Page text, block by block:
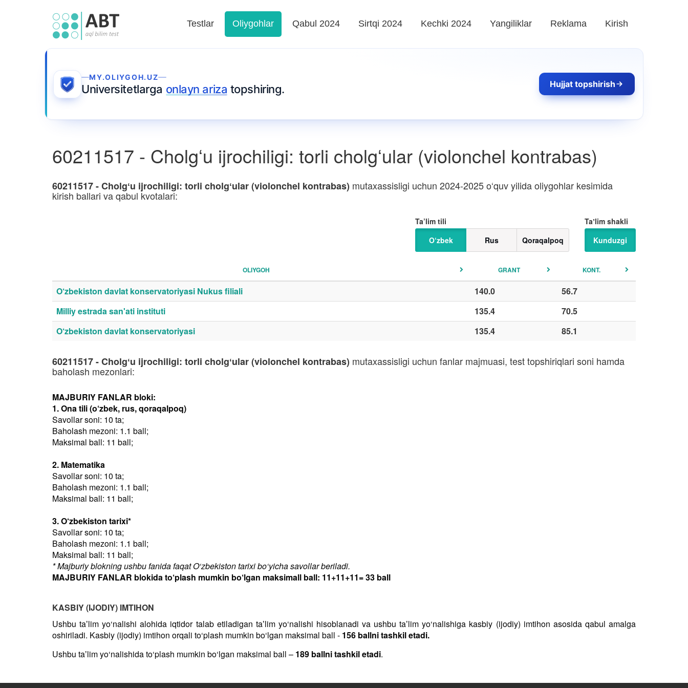
Testlar Oliygohlar Qabul 2024 Sirtqi 2024 Kechki 2024 Yangiliklar Reklama Kirish
MY.OLIYGOH.UZ
Universitetlarga onlayn ariza topshiring. Hujjat topshirish
60211517 - Cholgʻu ijrochiligi: torli cholgʻular (violonchel kontrabas)
60211517 - Cholgʻu ijrochiligi: torli cholgʻular (violonchel kontrabas) mutaxassisligi uchun 2024-2025 o‘quv yilida oliygohlar kesimida
kirish ballari va qabul kvotalari:
Taʼlim shakli
Kunduzgi
Ta’lim tili
O‘zbek
Rus Qoraqalpoq
OLIYGOH GRANT KONT.
O‘zbekiston davlat konservatoriyasi Nukus filiali 140.0
56.7
Milliy estrada san'ati instituti
135.4
70.5
O‘zbekiston davlat konservatoriyasi
135.4 85.1
60211517 - Cholgʻu ijrochiligi: torli cholgʻular (violonchel kontrabas) mutaxassisligi uchun fanlar majmuasi, test topshiriqlari soni hamda
baholash mezonlari:
MAJBURIY FANLAR bloki:
1. Ona tili (o‘zbek, rus, qoraqalpoq)
Savollar soni: 10 ta;
Baholash mezoni: 1.1 ball;
Maksimal ball: 11 ball;
2. Matematika
Savollar soni: 10 ta;
Baholash mezoni: 1.1 ball;
Maksimal ball: 11 ball;
3. O‘zbekiston tarixi*
Savollar soni: 10 ta;
Baholash mezoni: 1.1 ball;
Maksimal ball: 11 ball;
* Majburiy blokning ushbu fanida faqat O‘zbekiston tarixi bo‘yicha savollar beriladi.
MAJBURIY FANLAR blokida to‘plash mumkin bo‘lgan maksimall ball: 11+11+11= 33 ball
KASBIY (IJODIY) IMTIHON
Ushbu taʼlim yo‘nalishi alohida iqtidor talab etiladigan taʼlim yo‘nalishi hisoblanadi va ushbu taʼlim yo‘nalishiga kasbiy (ijodiy) imtihon asosida qabul amalga
oshiriladi. Kasbiy (ijodiy) imtihon orqali to‘plash mumkin bo‘lgan maksimal ball - 156 ballni tashkil etadi.
Ushbu taʼlim yo‘nalishida to‘plash mumkin bo‘lgan maksimal ball – 189 ballni tashkil etadi.